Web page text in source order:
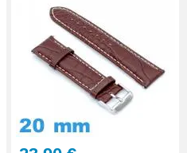
Montre
Horlogerie
- 13